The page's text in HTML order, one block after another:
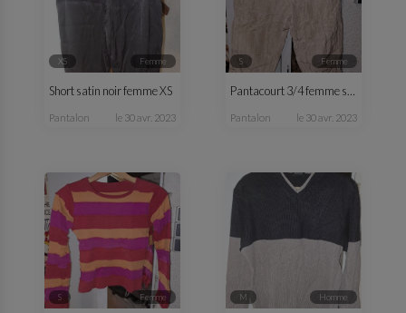
XS femme
Short satin noir femme XS
pantalon le 30 avr. 2023
S femme
Pantacourt 3/4 femme satin beige été
pantalon le 30 avr. 2023
S femme M homme